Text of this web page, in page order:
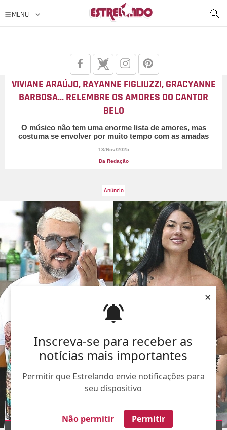
Inscreva-se para receber as
notícias mais importantes
Permitir que Estrelando envie notificações para
seu dispositivo
Não permitir Permitir
×
VIVIANE ARAÚJO, RAYANNE FIGLIUZZI, GRACYANNE
BARBOSA... RELEMBRE OS AMORES DO CANTOR
BELO
O músico não tem uma enorme lista de amores, mas
costuma se envolver por muito tempo com as amadas
13/Nov/2025
Da Redação
AgNews